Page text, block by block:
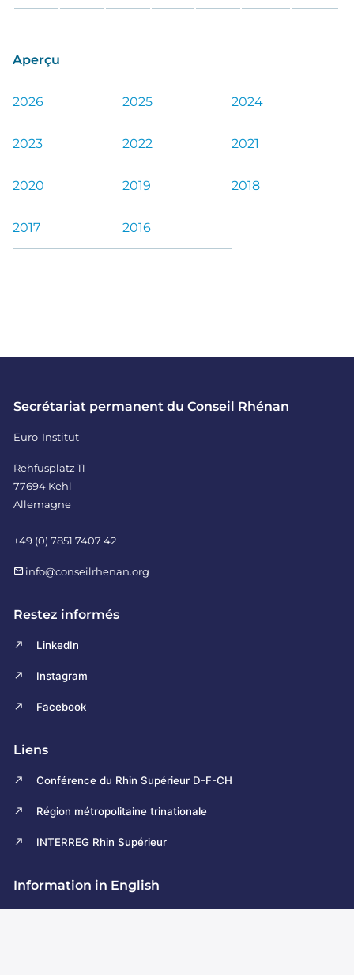
Aperçu
2026 2025 2024
2023 2022 2021
2020 2019 2018
2017 2016
Secrétariat permanent du Conseil Rhénan
Euro-Institut
Rehfusplatz 11
77694 Kehl
Allemagne
+49 (0) 7851 7407 42
info@conseilrhenan.org
Restez informés
LinkedIn
Instagram
Facebook
Liens
Conférence du Rhin Supérieur D-F-CH
Région métropolitaine trinationale
INTERREG Rhin Supérieur
Information in English